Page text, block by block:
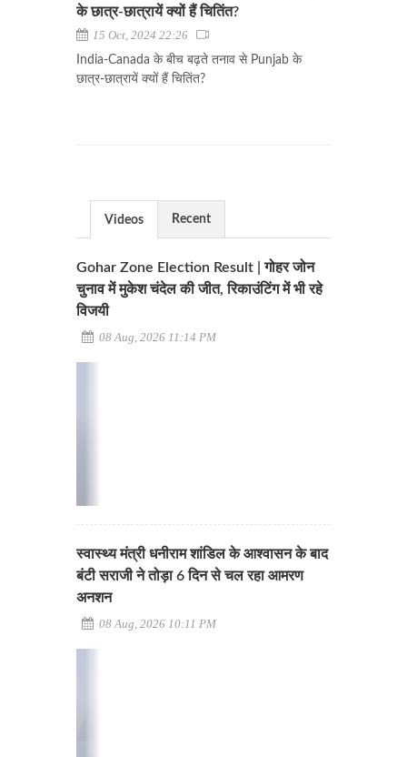
के छात्र-छात्रायें क्यों हैं चितिंत?
15 Oct, 2024 22:26
India-Canada के बीच बढ़ते तनाव से Punjab के
छात्र-छात्रायें क्यों हैं चितिंत?
Videos Recent
Gohar Zone Election Result | गोहर जोन
चुनाव में मुकेश चंदेल की जीत, रिकाउंटिंग में भी रहे
विजयी
08 Aug, 2026 11:14 PM
स्वास्थ्य मंत्री धनीराम शांडिल के आश्वासन के बाद
बंटी सराजी ने तोड़ा 6 दिन से चल रहा आमरण
अनशन
08 Aug, 2026 10:11 PM